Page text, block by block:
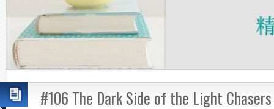
#106 The Dark Side of the Light